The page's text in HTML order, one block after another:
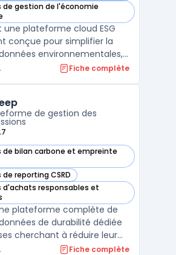
de gestion de l'économie
dans cette catégorie
une plateforme cloud ESG
conçue pour simplifier la
environnementales,
gouvernance (ESG). Avec
la collecte de plus de 500
...
Fiche complète
de gestion des
de bilan carbone et empreinte
dans cette catégorie
de reporting CSRD
dans cette catégorie
d'achats responsables et
dans cette catégorie
plateforme complète de
de durabilité dédiée
cherchant à réduire leur
tout en se conformant
Fiche complète